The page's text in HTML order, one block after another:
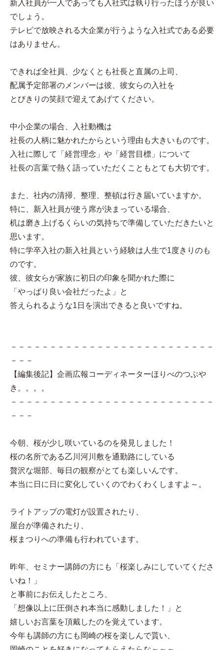
新入社員が一人であっても入社式は執り行ったほうが良い
でしょう。
テレビで放映される大企業が行うような入社式である必要
はありません。
できれば全社員、少なくとも社長と直属の上司、
配属予定部署のメンバーは彼、彼女らの入社を
とびきりの笑顔で迎えてあげてください。
中小企業の場合、入社動機は
社長の人柄に魅かれたからという理由も大きいものです。
入社に際して「経営理念」や「経営目標」について
社長の言葉で熱く語っていただくこともとても大切です。
また、社内の清掃、整理、整頓は行き届いていますか。
特に、新入社員が使う席が決まっている場合、
机は磨き上げるくらいの気持ちで準備していただきたいと
思います。
特に学卒入社の新入社員という経験は人生で1度きりのも
のです。
彼、彼女らが家族に初日の印象を聞かれた際に
「やっぱり良い会社だったよ」と
答えられるような1日を演出できると良いですね。
－－－－－－－－－－－－－－－－－－－－－－－－－－
－－－
【編集後記】企画広報コーディネーターほりべのつぶや
き。。。。
－－－－－－－－－－－－－－－－－－－－－－－－－－
－－－
今朝、桜が少し咲いているのを発見しました！
桜の名所である乙川河川敷を通勤路にしている
贅沢な堀部、毎日の観察がとても楽しいんです。
本当に日に日に変化していくのでわくわくしますよ～。
ライトアップの電灯が設置されたり、
屋台が準備されたり、
桜まつりへの準備も行われています。
昨年、セミナー講師の方にも「桜楽しみにしていてくださ
いね！」
と事前にお伝えしたところ、
「想像以上に圧倒され本当に感動しました！」と
嬉しいお言葉を頂戴したのを覚えています。
今年も講師の方にも岡崎の桜を楽しんで貰い、